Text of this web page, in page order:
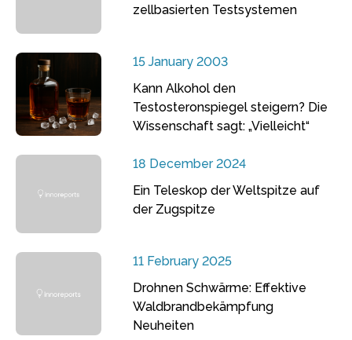
zellbasierten Testsystemen
15 January 2003
Kann Alkohol den
Testosteronspiegel steigern? Die
Wissenschaft sagt: „Vielleicht“
18 December 2024
Ein Teleskop der Weltspitze auf
der Zugspitze
11 February 2025
Drohnen Schwärme: Effektive
Waldbrandbekämpfung
Neuheiten